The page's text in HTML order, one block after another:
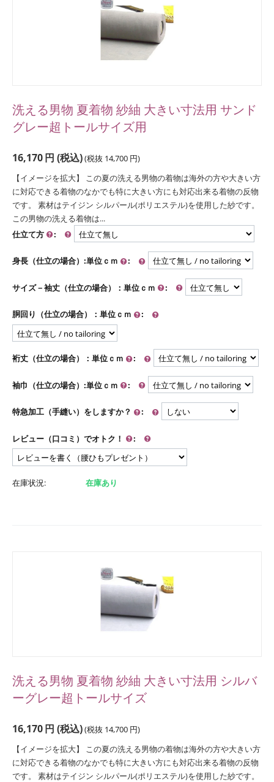
洗える男物 夏着物 紗紬 大きい寸法用 サンド
グレー超トールサイズ用
16,170円 (税込)(税抜 14,700 円)
【イメージを拡大】 この夏の洗える男物の着物は海外の方や大きい方
に対応できる着物のなかでも特に大きい方にも対応出来る着物の反物
です。 素材はテイジン シルパール(ポリエステル)を使用した紗です。
この男物の洗える着物は...
仕立て方
:
身長（仕立の場合）:単位ｃｍ :
サイズ－袖丈（仕立の場合）：単位ｃｍ :
胴回り（仕立の場合）：単位ｃｍ :
裄丈（仕立の場合）：単位ｃｍ :
袖巾（仕立の場合）:単位ｃｍ :
特急加工（手縫い）をしますか？ :
レビュー（口コミ）でオトク！ :
在庫状況: 在庫あり
洗える男物 夏着物 紗紬 大きい寸法用 シルバ
ーグレー超トールサイズ
16,170円 (税込)(税抜 14,700 円)
【イメージを拡大】 この夏の洗える男物の着物は海外の方や大きい方
に対応できる着物のなかでも特に大きい方にも対応出来る着物の反物
です。 素材はテイジン シルパール(ポリエステル)を使用した紗です。